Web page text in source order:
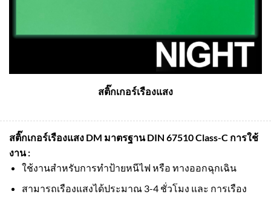
สติ๊กเกอร์เรืองแสง
สติ๊กเกอร์เรืองแสง DM มาตรฐาน DIN 67510 Class-C การใช้
งาน :
ใช้งานสำหรับการทำป้ายหนีไฟ หรือ ทางออกฉุกเฉิน
สามารถเรืองแสงได้ประมาณ 3-4 ชั่วโมง และ การเรือง